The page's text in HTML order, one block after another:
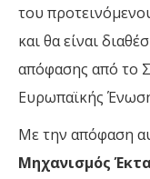
του
και θα είναι
απόφασης από το
Ευρωπαϊκής
Με την απόφαση
Μηχανισμός